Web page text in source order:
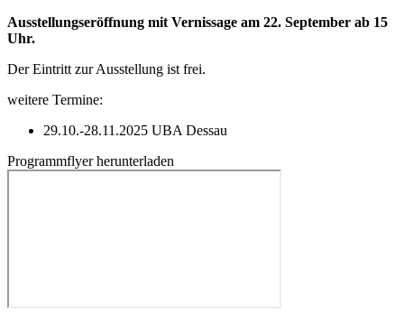
Ausstellungseröffnung mit Vernissage am 22. September ab 15
Uhr.
Der Eintritt zur Ausstellung ist frei.
weitere Termine:
29.10.-28.11.2025 UBA Dessau
Programmflyer herunterladen